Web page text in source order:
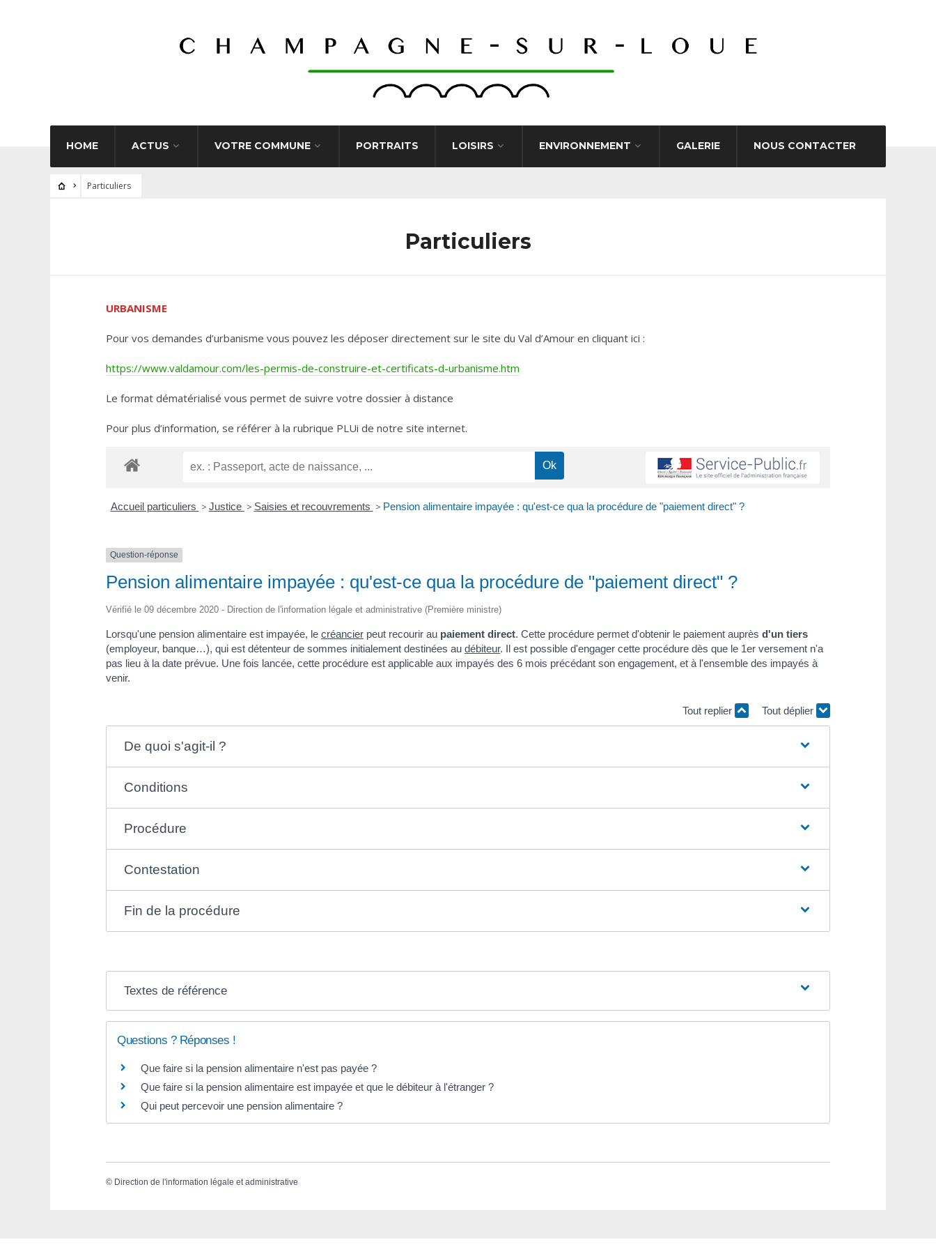
HOME ACTUS VOTRE COMMUNE PORTRAITS LOISIRS ENVIRONNEMENT GALERIE NOUS CONTACTER
Particuliers
Particuliers
URBANISME
Pour vos demandes d’urbanisme vous pouvez les déposer directement sur le site du Val d’Amour en cliquant ici :
https://www.valdamour.com/les-permis-de-construire-et-certificats-d-urbanisme.htm
Le format dématérialisé vous permet de suivre votre dossier à distance
Pour plus d’information, se référer à la rubrique PLUi de notre site internet.
Accueil particuliers > Justice > Saisies et recouvrements > Pension alimentaire impayée : qu'est-ce qua la procédure de "paiement direct" ?
Question-réponse
Pension alimentaire impayée : qu'est-ce qua la procédure de "paiement direct" ?
Vérifié le 09 décembre 2020 - Direction de l'information légale et administrative (Première ministre)
Lorsqu'une pension alimentaire est impayée, le créancier peut recourir au paiement direct. Cette procédure permet d'obtenir le paiement auprès d'un tiers
(employeur, banque…), qui est détenteur de sommes initialement destinées au débiteur. Il est possible d'engager cette procédure dès que le 1er versement n'a
pas lieu à la date prévue. Une fois lancée, cette procédure est applicable aux impayés des 6 mois précédant son engagement, et à l'ensemble des impayés à
venir.
Tout replier Tout déplier
De quoi s'agit-il ?
Conditions
Procédure
Contestation
Fin de la procédure
Textes de référence
Questions ? Réponses !
Que faire si la pension alimentaire n'est pas payée ?
Que faire si la pension alimentaire est impayée et que le débiteur à l'étranger ?
Qui peut percevoir une pension alimentaire ?
© Direction de l'information légale et administrative